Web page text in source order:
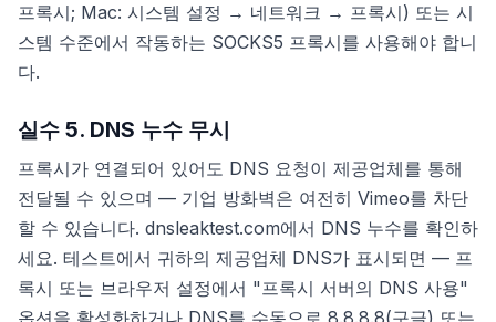
프록시; Mac: 시스템 설정 → 네트워크 → 프록시) 또는 시
스템 수준에서 작동하는 SOCKS5 프록시를 사용해야 합니
다.
실수 5. DNS 누수 무시
프록시가 연결되어 있어도 DNS 요청이 제공업체를 통해
전달될 수 있으며 — 기업 방화벽은 여전히 Vimeo를 차단
할 수 있습니다. dnsleaktest.com에서 DNS 누수를 확인하
세요. 테스트에서 귀하의 제공업체 DNS가 표시되면 — 프
록시 또는 브라우저 설정에서 "프록시 서버의 DNS 사용"